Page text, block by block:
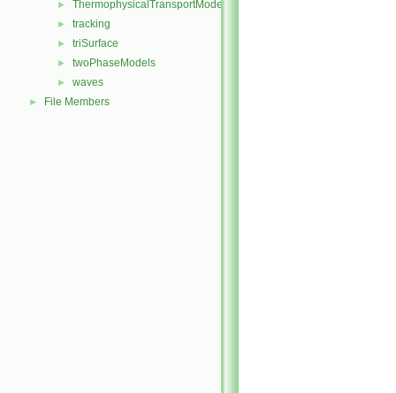
► ThermophysicalTransportModels
► tracking
► triSurface
► twoPhaseModels
► waves
► File Members